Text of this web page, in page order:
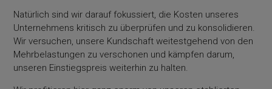
Natürlich sind wir darauf fokussiert, die Kosten unseres
Unternehmens kritisch zu überprüfen und zu konsolidieren.
Wir versuchen, unsere Kundschaft weitestgehend von den
Mehrbelastungen zu verschonen und kämpfen darum,
unseren Einstiegspreis weiterhin zu halten.